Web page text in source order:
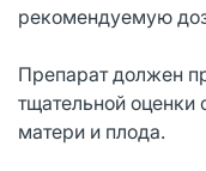
рекомендуемую
Препарат должен
тщательной оценки
матери и плода.